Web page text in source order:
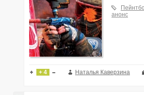
анонс
+ 4 Наталья Каверзина